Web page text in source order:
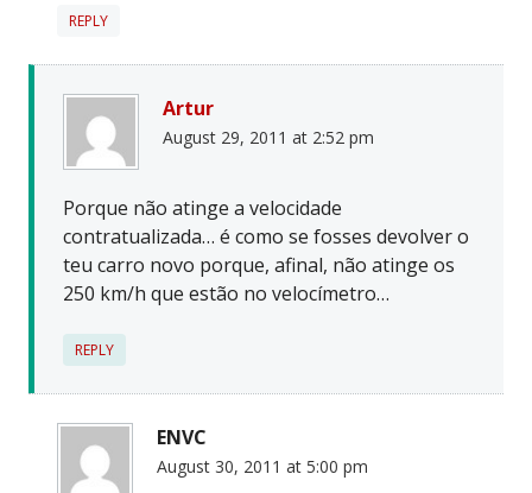
REPLY
Artur
August 29, 2011 at 2:52 pm
Porque não atinge a velocidade
contratualizada… é como se fosses devolver o
teu carro novo porque, afinal, não atinge os
250 km/h que estão no velocímetro…
REPLY
ENVC
August 30, 2011 at 5:00 pm